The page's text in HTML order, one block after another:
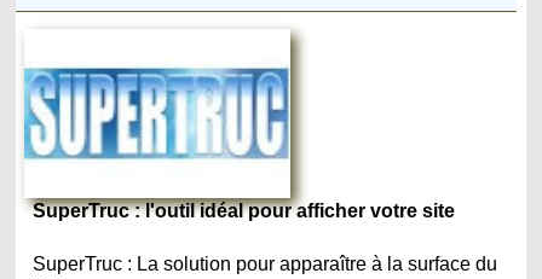
SuperTruc : l'outil idéal pour afficher votre site
SuperTruc : La solution pour apparaître à la surface du